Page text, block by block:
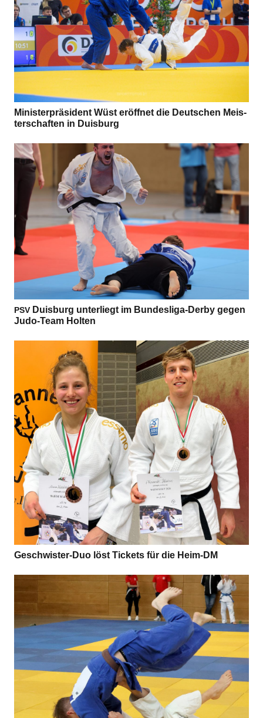
Minis­ter­prä­si­dent Wüst eröff­net die Deut­schen Meis­
ter­schaf­ten in Duisburg
PSV Duis­burg unter­liegt im Bun­des­liga-Derby gegen
Judo-Team Holten
Geschwis­ter-Duo löst Tickets für die Heim-DM